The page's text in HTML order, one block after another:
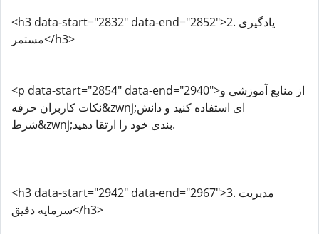
<h3 data-start="2832" data-end="2852">2. یادگیری
مستمر</h3>
<p data-start="2854" data-end="2940">از منابع آموزشی و
نکات کاربران حرفه&zwnj;ای استفاده کنید و دانش
شرط&zwnj;بندی خود را ارتقا دهید.
<h3 data-start="2942" data-end="2967">3. مدیریت
سرمایه دقیق</h3>